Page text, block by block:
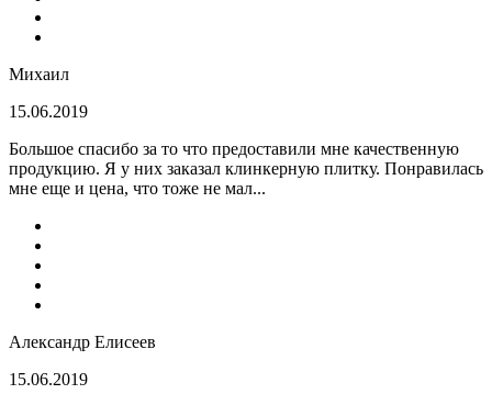
Михаил
15.06.2019
Большое спасибо за то что предоставили мне качественную
продукцию. Я у них заказал клинкерную плитку. Понравилась
мне еще и цена, что тоже не мал...
Александр Елисеев
15.06.2019